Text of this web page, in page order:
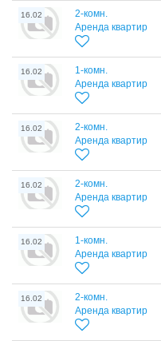
16.02
2-комн.
Аренда квартир
16.02
1-комн.
Аренда квартир
16.02
2-комн.
Аренда квартир
16.02
2-комн.
Аренда квартир
16.02
1-комн.
Аренда квартир
16.02
2-комн.
Аренда квартир